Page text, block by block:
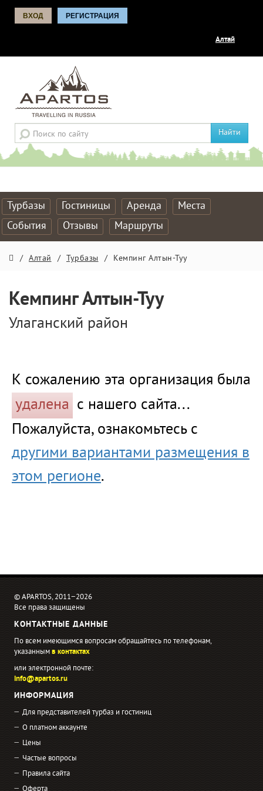
ВХОД РЕГИСТРАЦИЯ
Алтай
Найти
Турбазы Гостиницы Аренда
Места
События
Отзывы Маршруты
/ Алтай / Турбазы / Кемпинг Алтын-Туу
Кемпинг Алтын-Туу
Улаганский район
К сожалению эта организация была
удалена с нашего сайта...
Пожалуйста, ознакомьтесь с
другими вариантами размещения в
этом регионе.
© APARTOS, 2011−2026
Все права защищены
КОНТАКТНЫЕ ДАННЫЕ
По всем имеющимся вопросам обращайтесь по телефонам,
указаннымв контактах
или электронной почте:
info@apartos.ru
ИНФОРМАЦИЯ
Для представителей турбаз и гостиниц
О платном аккаунте
Цены
Частые вопросы
Правила сайта